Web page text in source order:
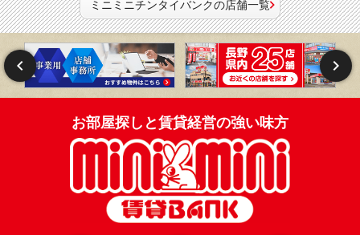
ミニミニチンタイバンクの店舗一覧
お部屋探しと賃貸経営の強い味方